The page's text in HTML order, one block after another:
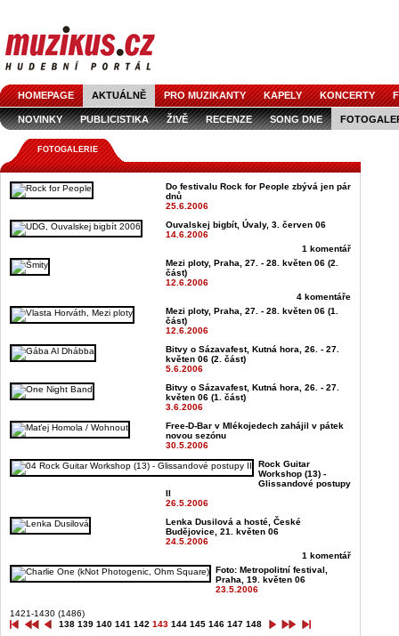
HOMEPAGE AKTUÁLNĚ PRO MUZIKANTY KAPELY KONCERTY
NOVINKY PUBLICISTIKA ŽIVĚ RECENZE SONG DNE
FOTOGALERIE
Do festivalu Rock for People zbývá jen pár
dnů
25.6.2006
Ouvalskej bigbít, Úvaly, 3. červen 06
14.6.2006
1 komentář
Mezi ploty, Praha, 27. - 28. květen 06 (2.
část)
12.6.2006
4 komentáře
Mezi ploty, Praha, 27. - 28. květen 06 (1.
část)
12.6.2006
Bitvy o Sázavafest, Kutná hora, 26. - 27.
květen 06 (2. část)
5.6.2006
Bitvy o Sázavafest, Kutná hora, 26. - 27.
květen 06 (1. část)
3.6.2006
Free-D-Bar v Mlékojedech zahájil v pátek
novou sezónu
30.5.2006
Rock Guitar
Workshop (13) -
Glissandové postupy
II
26.5.2006
Lenka Dusilová a hosté, České
Budějovice, 21. květen 06
24.5.2006
1 komentář
Foto: Metropolitní festival,
Praha, 19. květen 06
23.5.2006
1421-1430 (1486)
138 139 140 141 142 143 144 145 146 147 148